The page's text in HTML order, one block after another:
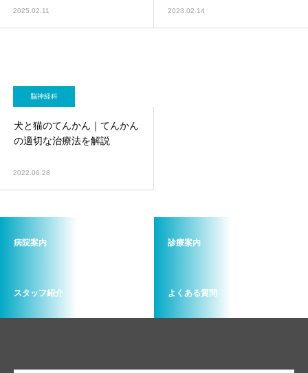
2025.02.11 2023.02.14
脳神経科
犬と猫のてんかん｜てんかん
の適切な治療法を解説
2022.06.28
病院案内 診療案内
スタッフ紹介 よくある質問